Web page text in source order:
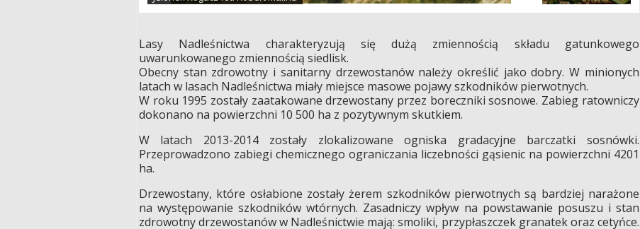
Lasy Nadleśnictwa charakteryzują się dużą zmiennością składu gatunkowego
uwarunkowanego zmiennością siedlisk.
Obecny stan zdrowotny i sanitarny drzewostanów należy określić jako dobry. W minionych
latach w lasach Nadleśnictwa miały miejsce masowe pojawy szkodników pierwotnych.
W roku 1995 zostały zaatakowane drzewostany przez boreczniki sosnowe. Zabieg ratowniczy
dokonano na powierzchni 10 500 ha z pozytywnym skutkiem.
W latach 2013-2014 zostały zlokalizowane ogniska gradacyjne barczatki sosnówki.
Przeprowadzono zabiegi chemicznego ograniczania liczebności gąsienic na powierzchni 4201
ha.
Drzewostany, które osłabione zostały żerem szkodników pierwotnych są bardziej narażone
na występowanie szkodników wtórnych. Zasadniczy wpływ na powstawanie posuszu i stan
zdrowotny drzewostanów w Nadleśnictwie mają: smoliki, przypłaszczek granatek oraz cetyńce.